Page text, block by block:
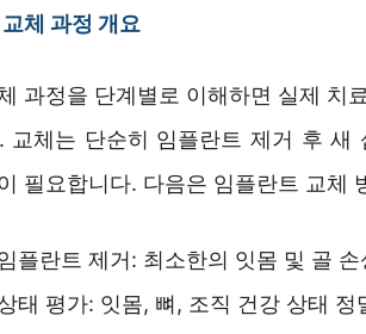
체 과정 개요
과정을 단계별로 이해하면 실제 치
교체는 단순히 임플란트 제거 후 새
필요합니다. 다음은 임플란트 교체
플란트 제거: 최소한의 잇몸 및 골 손
태 평가: 잇몸, 뼈, 조직 건강 상태 정